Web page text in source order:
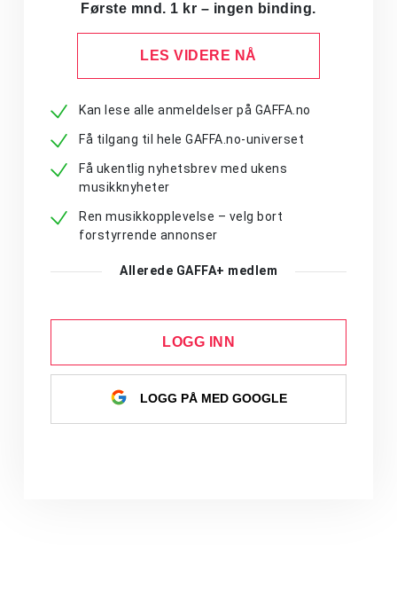
Første mnd. 1 kr – ingen binding.
LES VIDERE NÅ
Kan lese alle anmeldelser på GAFFA.no
Få tilgang til hele GAFFA.no-universet
Få ukentlig nyhetsbrev med ukens
musikknyheter
Ren musikkopplevelse – velg bort
forstyrrende annonser
Allerede GAFFA+ medlem
LOGG INN
LOGG PÅ MED GOOGLE